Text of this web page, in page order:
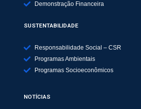
Demonstração Financeira
SUSTENTABILIDADE
Responsabilidade Social – CSR
Programas Ambientais
Programas Socioeconômicos
NOTÍCIAS